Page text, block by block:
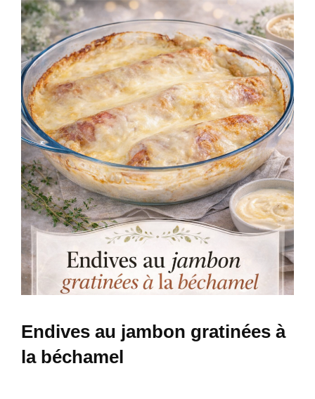
Endives au jambon gratinées à
la béchamel